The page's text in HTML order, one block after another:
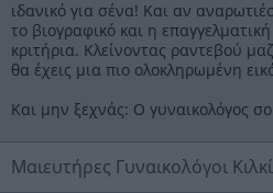
ιδανικό για σένα! Και αν
το βιογραφικό και η
κριτήρια. Κλείνοντας ραντεβού
θα έχεις μια πιο ολοκληρωμένη
Και μην ξεχνάς: Ο γυναικολόγος
Μαιευτήρες Γυναικολόγοι